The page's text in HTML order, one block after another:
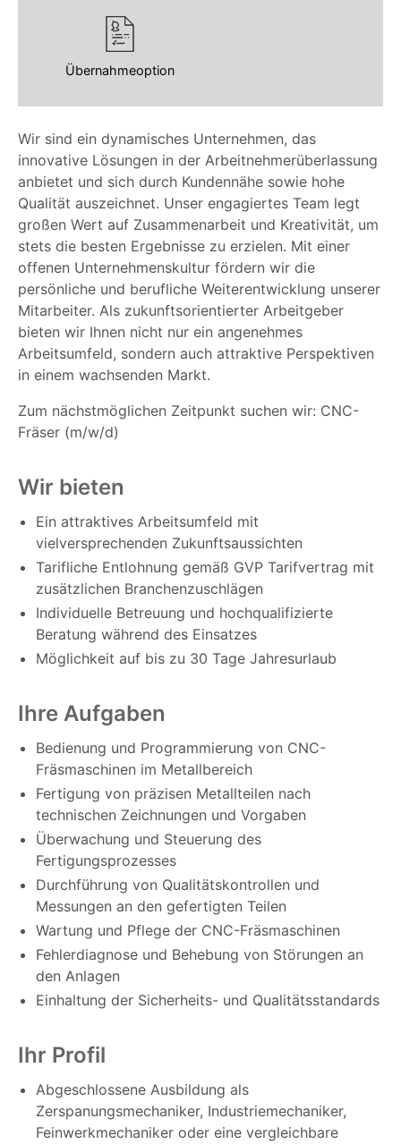
Wir sind ein dynamisches Unternehmen, das
innovative Lösungen in der Arbeitnehmerüberlassung
anbietet und sich durch Kundennähe sowie hohe
Qualität auszeichnet. Unser engagiertes Team legt
großen Wert auf Zusammenarbeit und Kreativität, um
stets die besten Ergebnisse zu erzielen. Mit einer
offenen Unternehmenskultur fördern wir die
persönliche und berufliche Weiterentwicklung unserer
Mitarbeiter. Als zukunftsorientierter Arbeitgeber
bieten wir Ihnen nicht nur ein angenehmes
Arbeitsumfeld, sondern auch attraktive Perspektiven
in einem wachsenden Markt.
Zum nächstmöglichen Zeitpunkt suchen wir: CNC-
Fräser (m/w/d)
Wir bieten
Ein attraktives Arbeitsumfeld mit
vielversprechenden Zukunftsaussichten
Tarifliche Entlohnung gemäß GVP Tarifvertrag mit
zusätzlichen Branchenzuschlägen
Individuelle Betreuung und hochqualifizierte
Beratung während des Einsatzes
Möglichkeit auf bis zu 30 Tage Jahresurlaub
Ihre Aufgaben
Bedienung und Programmierung von CNC-
Fräsmaschinen im Metallbereich
Fertigung von präzisen Metallteilen nach
technischen Zeichnungen und Vorgaben
Überwachung und Steuerung des
Fertigungsprozesses
Durchführung von Qualitätskontrollen und
Messungen an den gefertigten Teilen
Wartung und Pflege der CNC-Fräsmaschinen
Fehlerdiagnose und Behebung von Störungen an
den Anlagen
Einhaltung der Sicherheits- und Qualitätsstandards
Ihr Profil
Abgeschlossene Ausbildung als
Zerspanungsmechaniker, Industriemechaniker,
Feinwerkmechaniker oder eine vergleichbare
Übernahmeoption